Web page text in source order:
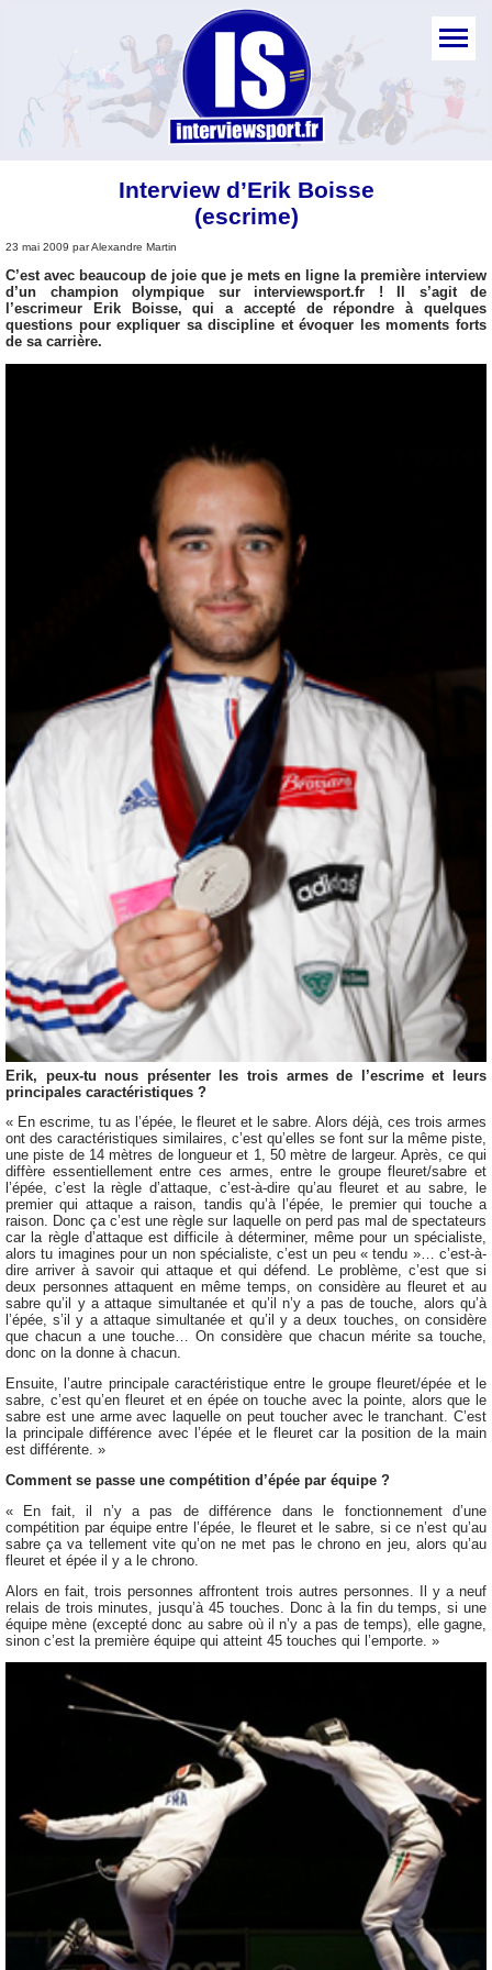
Interview d’Erik Boisse
(escrime)
23 mai 2009 par Alexandre Martin
C’est avec beaucoup de joie que je mets en ligne la première interview
d’un champion olympique sur interviewsport.fr ! Il s’agit de
l’escrimeur Erik Boisse, qui a accepté de répondre à quelques
questions pour expliquer sa discipline et évoquer les moments forts
de sa carrière.
Erik, peux-tu nous présenter les trois armes de l’escrime et leurs
principales caractéristiques ?
« En escrime, tu as l’épée, le fleuret et le sabre. Alors déjà, ces trois armes
ont des caractéristiques similaires, c’est qu’elles se font sur la même piste,
une piste de 14 mètres de longueur et 1, 50 mètre de largeur. Après, ce qui
diffère essentiellement entre ces armes, entre le groupe fleuret/sabre et
l’épée, c’est la règle d’attaque, c’est-à-dire qu’au fleuret et au sabre, le
premier qui attaque a raison, tandis qu’à l’épée, le premier qui touche a
raison. Donc ça c’est une règle sur laquelle on perd pas mal de spectateurs
car la règle d’attaque est difficile à déterminer, même pour un spécialiste,
alors tu imagines pour un non spécialiste, c’est un peu « tendu »… c’est-à-
dire arriver à savoir qui attaque et qui défend. Le problème, c’est que si
deux personnes attaquent en même temps, on considère au fleuret et au
sabre qu’il y a attaque simultanée et qu’il n’y a pas de touche, alors qu’à
l’épée, s’il y a attaque simultanée et qu’il y a deux touches, on considère
que chacun a une touche… On considère que chacun mérite sa touche,
donc on la donne à chacun.
Ensuite, l’autre principale caractéristique entre le groupe fleuret/épée et le
sabre, c’est qu’en fleuret et en épée on touche avec la pointe, alors que le
sabre est une arme avec laquelle on peut toucher avec le tranchant. C’est
la principale différence avec l’épée et le fleuret car la position de la main
est différente. »
Comment se passe une compétition d’épée par équipe ?
« En fait, il n’y a pas de différence dans le fonctionnement d’une
compétition par équipe entre l’épée, le fleuret et le sabre, si ce n’est qu’au
sabre ça va tellement vite qu’on ne met pas le chrono en jeu, alors qu’au
fleuret et épée il y a le chrono.
Alors en fait, trois personnes affrontent trois autres personnes. Il y a neuf
relais de trois minutes, jusqu’à 45 touches. Donc à la fin du temps, si une
équipe mène (excepté donc au sabre où il n’y a pas de temps), elle gagne,
sinon c’est la première équipe qui atteint 45 touches qui l’emporte. »